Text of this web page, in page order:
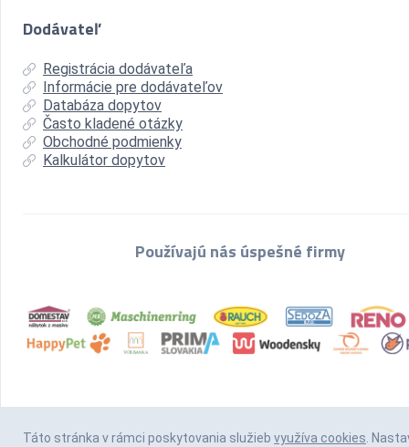
Dodávateľ
Registrácia dodávateľa
Informácie pre dodávateľov
Databáza dopytov
Často kladené otázky
Obchodné podmienky
Kalkulátor dopytov
Používajú nás úspešné firmy
Táto stránka v rámci poskytovania služieb využíva cookies.